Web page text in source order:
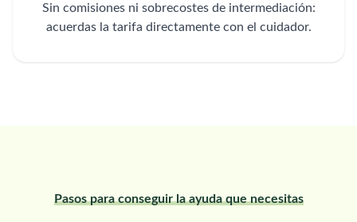
Sin comisiones ni sobrecostes de intermediación:
acuerdas la tarifa directamente con el cuidador.
Pasos para conseguir la ayuda que necesitas